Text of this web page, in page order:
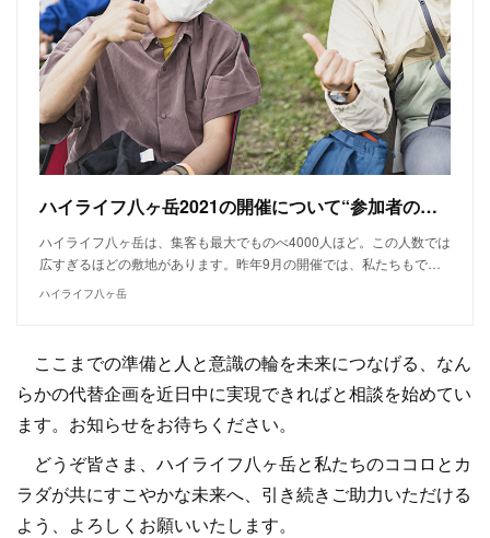
ハイライフ八ヶ岳2021の開催について“参加者のみなさん”から声を募集します - ハイライフ八ヶ岳
ハイライフ八ヶ岳は、集客も最大でものべ4000人ほど。この人数では
広すぎるほどの敷地があります。昨年9月の開催では、私たちもで…
ハイライフ八ヶ岳
ここまでの準備と人と意識の輪を未来につなげる、なん
らかの代替企画を近日中に実現できればと相談を始めてい
ます。お知らせをお待ちください。
どうぞ皆さま、ハイライフ八ヶ岳と私たちのココロとカ
ラダが共にすこやかな未来へ、引き続きご助力いただける
よう、よろしくお願いいたします。